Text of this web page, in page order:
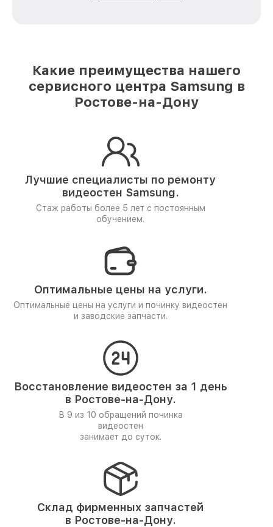
Какие преимущества нашего
сервисного центра Samsung в
Ростове-на-Дону
Лучшие специалисты по ремонту
видеостен Samsung.
Стаж работы более 5 лет с постоянным
обучением.
Оптимальные цены на услуги.
Оптимальные цены на услуги и починку видеостен
и заводские запчасти.
Восстановление видеостен за 1 день
в Ростове-на-Дону.
В 9 из 10 обращений починка
видеостен
занимает до суток.
Склад фирменных запчастей
в Ростове-на-Дону.